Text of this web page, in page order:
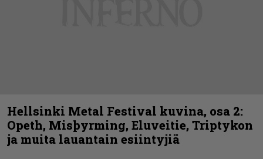
Hellsinki Metal Festival kuvina, osa 2:
Opeth, Misþyrming, Eluveitie, Triptykon
ja muita lauantain esiintyjiä